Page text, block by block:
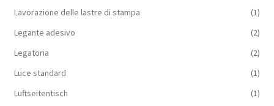
Lavorazione delle lastre di stampa
(1)
Legante adesivo
(2)
Legatoria
(2)
Luce standard
(1)
Luftseitentisch
(1)